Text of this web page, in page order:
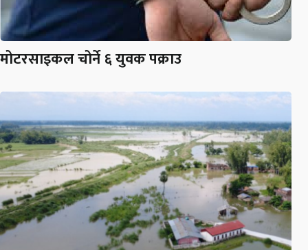
मोटरसाइकल चोर्ने ६ युवक पक्राउ